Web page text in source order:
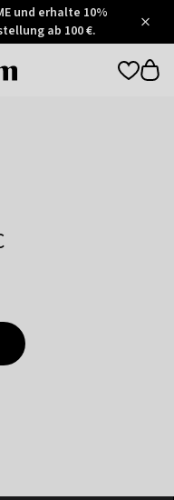
und erhalte 10%
ab 100 €.